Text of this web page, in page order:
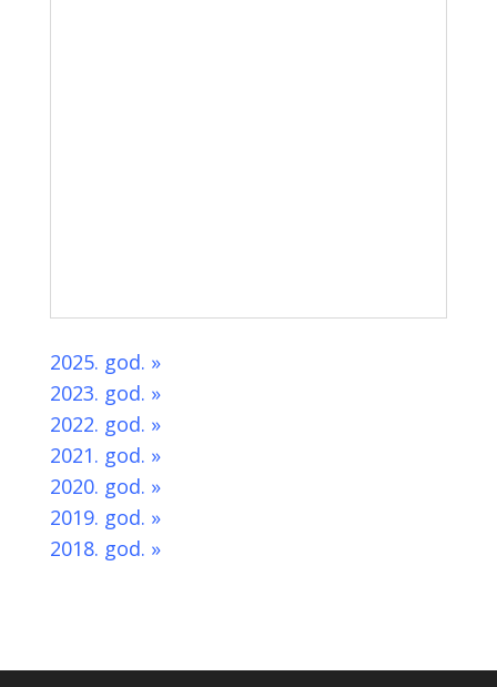
2025. god. »
2023. god. »
2022. god. »
2021. god. »
2020. god. »
2019. god. »
2018. god. »